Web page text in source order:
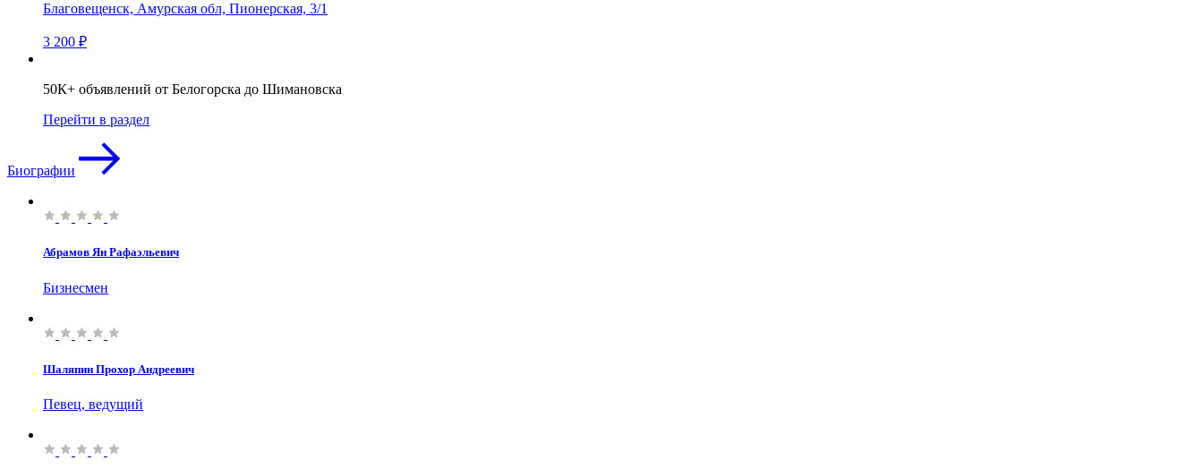
Благовещенск, Амурская обл, Пионерская, 3/1
3 200 ₽
50К+ объявлений от Белогорска до Шимановска
Перейти в раздел
Биографии
Абрамов Ян Рафаэльевич
Бизнесмен
Шаляпин Прохор Андреевич
Певец, ведущий